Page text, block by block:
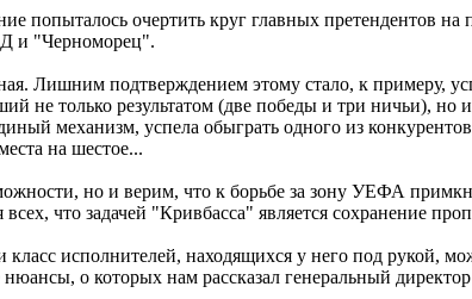
попыталось очертить круг главных
и "Черноморец".
Лишним подтверждением этому стало, к примеру,
не только результатом (две победы и три ничьи), но
механизм, успела обыграть одного из
на шестое...
но и верим, что к борьбе за зону УЕФА
всех, что задачей "Кривбасса" является сохранение
исполнителей, находящихся у него под рукой,
о которых нам рассказал генеральный